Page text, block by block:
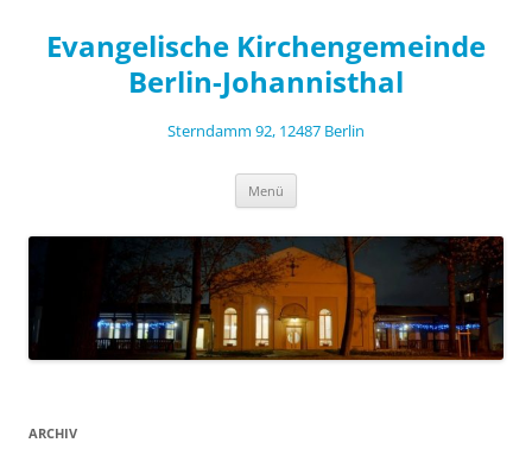
springen
Evangelische Kirchengemeinde
Berlin-Johannisthal
Sterndamm 92, 12487 Berlin
Menü
ARCHIV